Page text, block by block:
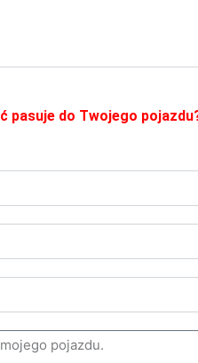
pasuje do Twojego